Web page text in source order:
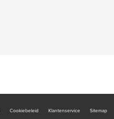
Cookiebeleid Klantenservice Sitemap